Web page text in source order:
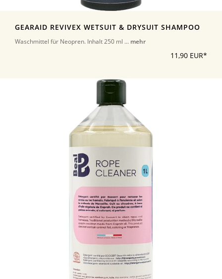
GEARAID REVIVEX WETSUIT & DRYSUIT SHAMPOO
Waschmittel für Neopren. Inhalt 250 ml ... mehr
11,90 EUR*